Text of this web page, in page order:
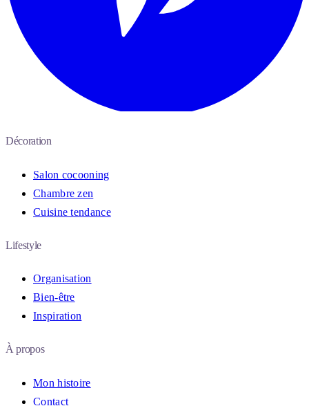
Décoration
Salon cocooning
Chambre zen
Cuisine tendance
Lifestyle
Organisation
Bien-être
Inspiration
À propos
Mon histoire
Contact